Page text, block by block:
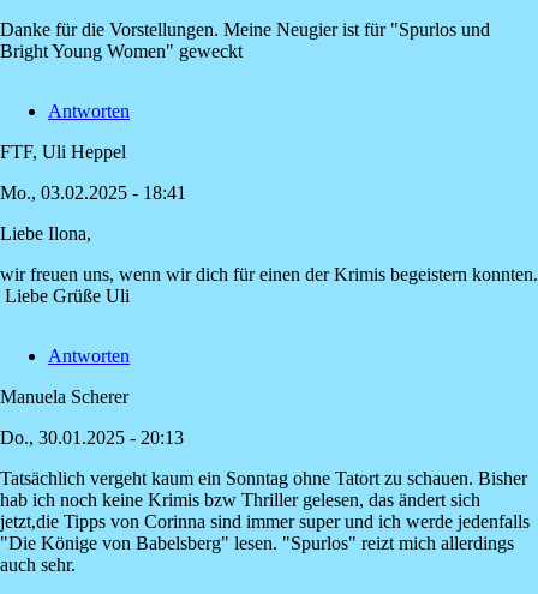
Danke für die Vorstellungen. Meine Neugier ist für "Spurlos und
Bright Young Women" geweckt
Antworten
FTF, Uli Heppel
Mo., 03.02.2025 - 18:41
auf
Danke
Vorstellungen…
Ilona
Liebe Ilona,
wir freuen uns, wenn wir dich für einen der Krimis begeistern konnten.
Liebe Grüße Uli
Antworten
Manuela Scherer
Do., 30.01.2025 - 20:13
Tatsächlich vergeht kaum ein Sonntag ohne Tatort zu schauen. Bisher
hab ich noch keine Krimis bzw Thriller gelesen, das ändert sich
jetzt,die Tipps von Corinna sind immer super und ich werde jedenfalls
"Die Könige von Babelsberg" lesen. "Spurlos" reizt mich allerdings
auch sehr.